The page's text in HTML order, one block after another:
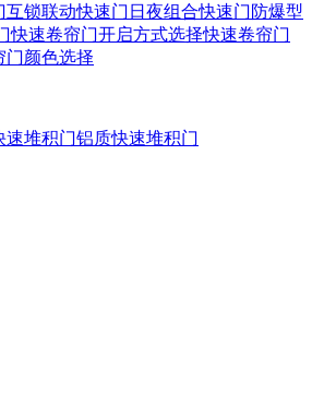
互锁联动快速门 日夜组合快速门 防爆型
快速卷帘门开启方式选择快速卷帘门
门颜色选择
速堆积门铝质快速堆积门